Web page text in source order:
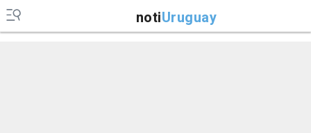
notiUruguay